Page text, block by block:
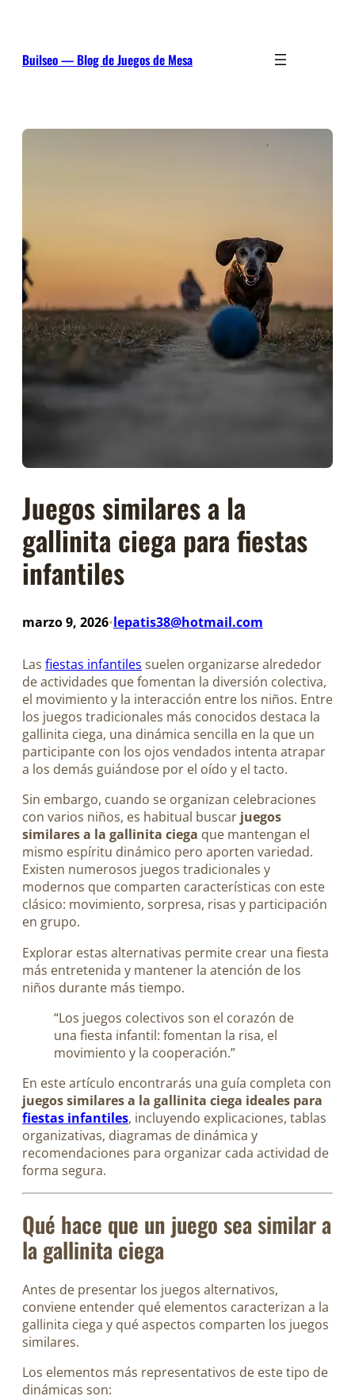
Builseo — Blog de Juegos de Mesa
Juegos similares a la
gallinita ciega para fiestas
infantiles
marzo 9, 2026•lepatis38@hotmail.com
Las fiestas infantiles suelen organizarse alrededor
de actividades que fomentan la diversión colectiva,
el movimiento y la interacción entre los niños. Entre
los juegos tradicionales más conocidos destaca la
gallinita ciega, una dinámica sencilla en la que un
participante con los ojos vendados intenta atrapar
a los demás guiándose por el oído y el tacto.
Sin embargo, cuando se organizan celebraciones
con varios niños, es habitual buscar juegos
similares a la gallinita ciega que mantengan el
mismo espíritu dinámico pero aporten variedad.
Existen numerosos juegos tradicionales y
modernos que comparten características con este
clásico: movimiento, sorpresa, risas y participación
en grupo.
Explorar estas alternativas permite crear una fiesta
más entretenida y mantener la atención de los
niños durante más tiempo.
“Los juegos colectivos son el corazón de
una fiesta infantil: fomentan la risa, el
movimiento y la cooperación.”
En este artículo encontrarás una guía completa con
juegos similares a la gallinita ciega ideales para
fiestas infantiles, incluyendo explicaciones, tablas
organizativas, diagramas de dinámica y
recomendaciones para organizar cada actividad de
forma segura.
Qué hace que un juego sea similar a
la gallinita ciega
Antes de presentar los juegos alternativos,
conviene entender qué elementos caracterizan a la
gallinita ciega y qué aspectos comparten los juegos
similares.
Los elementos más representativos de este tipo de
dinámicas son: